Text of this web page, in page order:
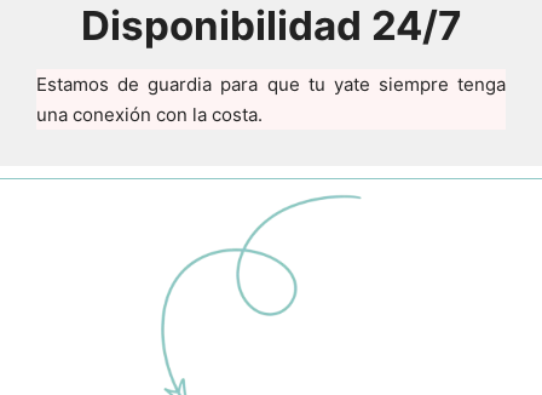
Disponibilidad 24/7
Estamos de guardia para que tu yate siempre tenga
una conexión con la costa.